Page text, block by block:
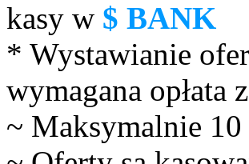
kasy w $ BANK
* Wystawianie
wymagana opłata
~ Maksymalnie 10